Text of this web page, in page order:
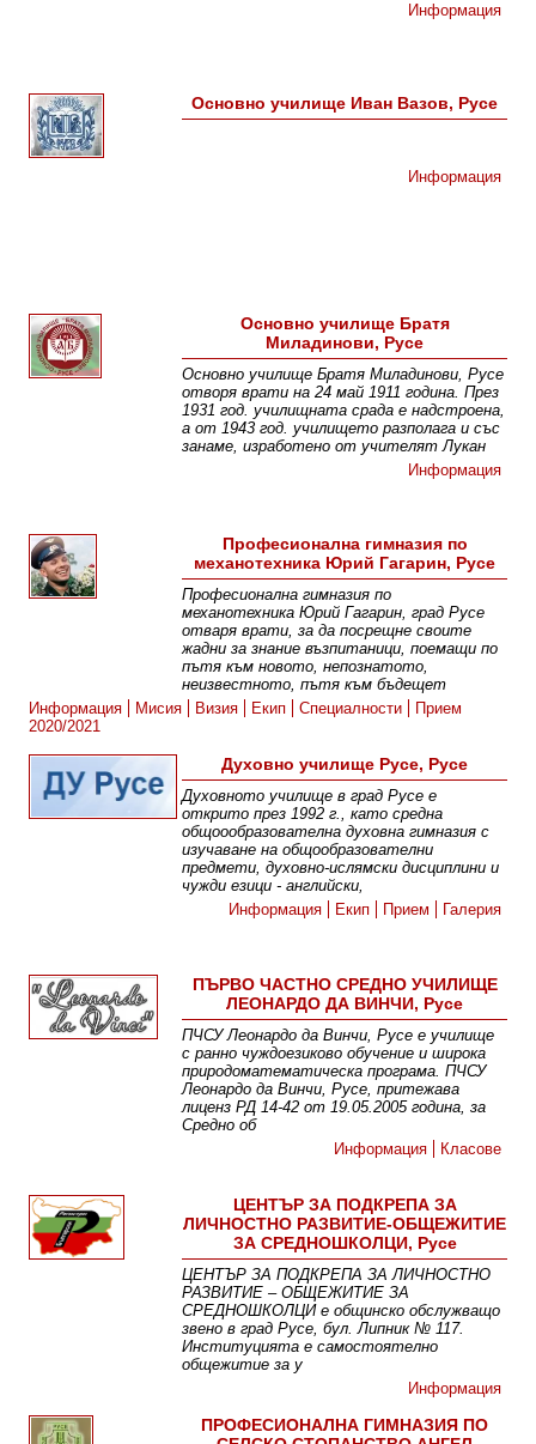
Информация
Основно училище Иван Вазов, Русе
Информация
Основно училище Братя
Миладинови, Русе
Основно училище Братя Миладинови, Русе
отворя врати на 24 май 1911 година. През
1931 год. училищната срада е надстроена,
а от 1943 год. училището разполага и със
занаме, изработено от учителят Лукан
Информация
Професионална гимназия по
механотехника Юрий Гагарин, Русе
Професионална гимназия по
механотехника Юрий Гагарин, град Русе
отваря врати, за да посрещне своите
жадни за знание възпитаници, поемащи по
пътя към новото, непознатото,
неизвестното, пътя към бъдещет
Информация
Мисия Визия Екип Специалности
Прием
2020/2021
Духовно училище Русе, Русе
Духовното училище в град Русе е
открито през 1992 г., като средна
общоообразователна духовна гимназия с
изучаване на общообразователни
предмети, духовно-ислямски дисциплини и
чужди езици - английски,
Информация
Екип Прием Галерия
ПЪРВО ЧАСТНО СРЕДНО УЧИЛИЩЕ
ЛЕОНАРДО ДА ВИНЧИ, Русе
ПЧСУ Леонардо да Винчи, Русе е училище
с ранно чуждоезиково обучение и широка
природоматематическа програма. ПЧСУ
Леонардо да Винчи, Русе, притежава
лиценз РД 14-42 от 19.05.2005 година, за
Средно об
Информация
Класове
ЦЕНТЪР ЗА ПОДКРЕПА ЗА
ЛИЧНОСТНО РАЗВИТИЕ-ОБЩЕЖИТИЕ
ЗА СРЕДНОШКОЛЦИ, Русе
ЦЕНТЪР ЗА ПОДКРЕПА ЗА ЛИЧНОСТНО
РАЗВИТИЕ – ОБЩЕЖИТИЕ ЗА
СРЕДНОШКОЛЦИ е общинско обслужващо
звено в град Русе, бул. Липник № 117.
Институцията е самостоятелно
общежитие за у
Информация
ПРОФЕСИОНАЛНА ГИМНАЗИЯ ПО